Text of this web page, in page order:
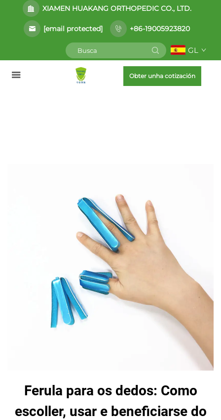
XIAMEN HUAKANG ORTHOPEDIC CO., LTD.
[email protected] +86-19005923820
GL
Obter unha cotización
Ferula para os dedos: Como
escoller, usar e beneficiarse do